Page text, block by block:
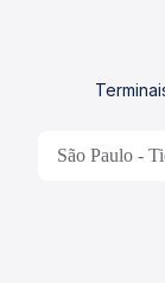
São Paulo -